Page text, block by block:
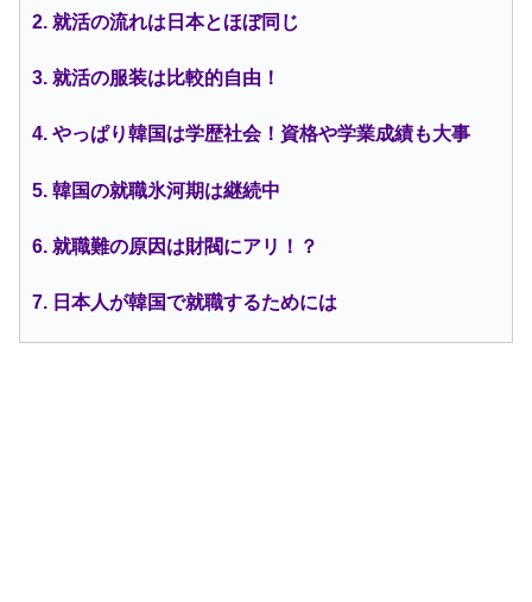
2. 就活の流れは日本とほぼ同じ
3. 就活の服装は比較的自由！
4. やっぱり韓国は学歴社会！資格や学業成績も大事
5. 韓国の就職氷河期は継続中
6. 就職難の原因は財閥にアリ！？
7. 日本人が韓国で就職するためには